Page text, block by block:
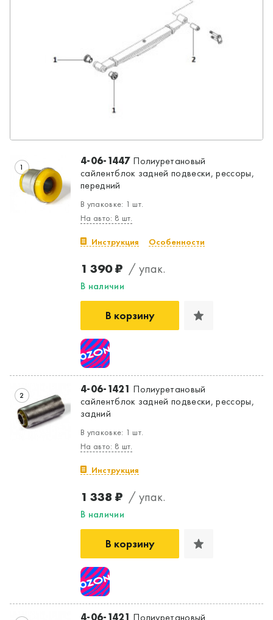
1 4-06-1447Полиуретановый
сайлентблок задней подвески, рессоры,
передний
В упаковке: 1 шт.
На авто: 8 шт.
Инструкция Особенности
1 390 ₽ / упак.
В наличии
В корзину
2 4-06-1421 Полиуретановый
сайлентблок задней подвески, рессоры,
задний
В упаковке: 1 шт.
На авто: 8 шт.
Инструкция
1 338 ₽ / упак.
В наличии
В корзину
4-06-1421 Полиуретановый